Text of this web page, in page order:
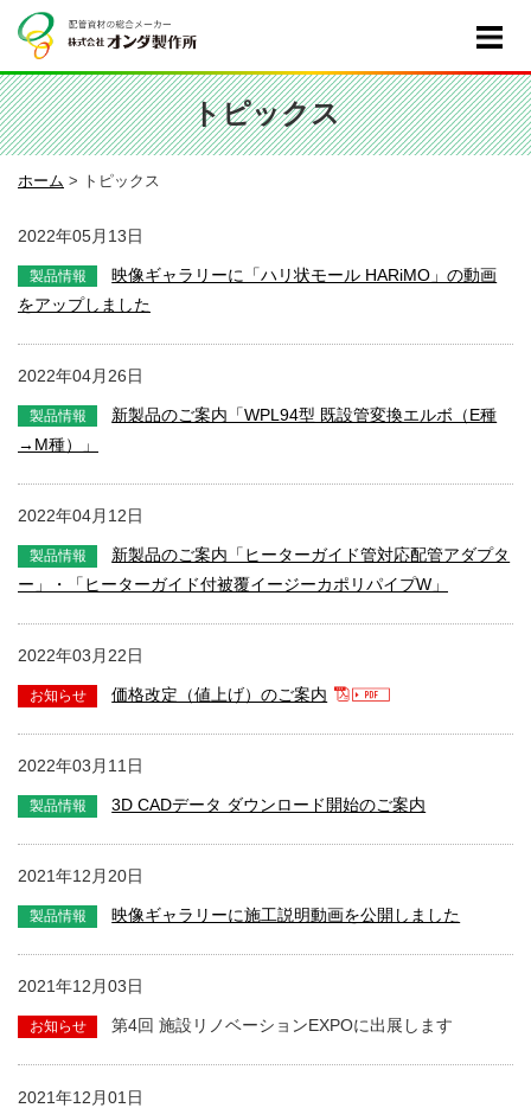
トピックス
ホーム > トピックス
2022年05月13日
映像ギャラリーに「ハリ状モール HARiMO」の動画
をアップしました
2022年04月26日
新製品のご案内「WPL94型 既設管変換エルボ（E種
→M種）」
2022年04月12日
新製品のご案内「ヒーターガイド管対応配管アダプタ
ー」・「ヒーターガイド付被覆イージーカポリパイプW」
2022年03月22日
価格改定（値上げ）のご案内
2022年03月11日
3D CADデータ ダウンロード開始のご案内
2021年12月20日
映像ギャラリーに施工説明動画を公開しました
2021年12月03日
第4回 施設リノベーションEXPOに出展します
2021年12月01日